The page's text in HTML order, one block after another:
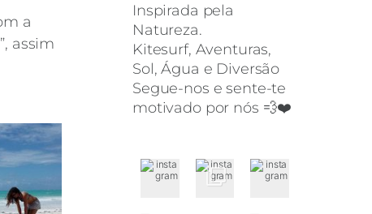
a
assim
Inspirada pela
Natureza.
Kitesurf, Aventuras,
Sol, Água e Diversão
Segue-nos e sente-te
motivado por nós 💨❤️